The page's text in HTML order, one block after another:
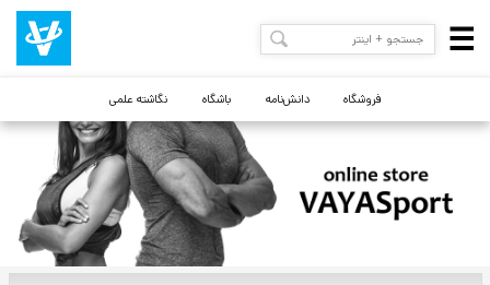
فروشگاه دانش‌نامه باشگاه نگاشته علمی